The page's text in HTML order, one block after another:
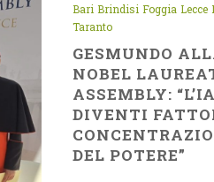
Bari Brindisi Foggia Lecce
Taranto
GESMUNDO
NOBEL
ASSEMBLY:
DIVENTI
DEL POTERE”